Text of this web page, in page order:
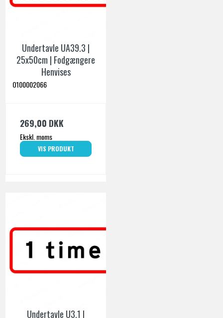
Undertavle UA39.3 |
25x50cm | Fodgængere
Henvises
O100002066
269,00 DKK
Ekskl. moms
VIS PRODUKT
Undertavle U3.1 |